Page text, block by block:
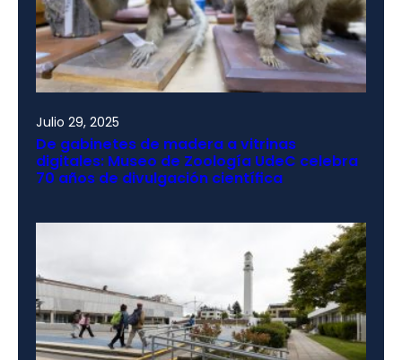
Julio 29, 2025
De gabinetes de madera a vitrinas
digitales: Museo de Zoología UdeC celebra
70 años de divulgación científica